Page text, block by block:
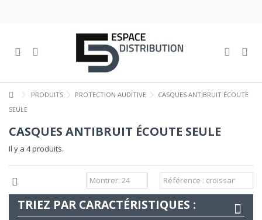
PRODUITS PROTECTION AUDITIVE
CASQUES ANTIBRUIT ÉCOUTE
SEULE
CASQUES ANTIBRUIT ÉCOUTE SEULE
Il y a 4 produits.
TRIEZ PAR CARACTÉRISTIQUES :